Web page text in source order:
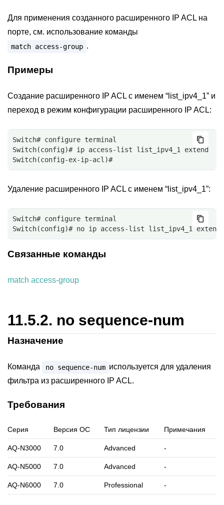
Для применения созданного расширенного IP ACL на
порте, см. использование команды
match access-group .
Примеры
Создание расширенного IP ACL с именем “list_ipv4_1” и
переход в режим конфигурации расширенного IP ACL:
Switch# configure terminal
Switch(config)# ip access-list list_ipv4_1 extend
Switch(config-ex-ip-acl)#
Удаление расширенного IP ACL с именем “list_ipv4_1”:
Switch# configure terminal
Switch(config)# no ip access-list list_ipv4_1 extend
Связанные команды
match access-group
11.5.2. no sequence-num
Назначение
Команда no sequence-num используется для удаления
фильтра из расширенного IP ACL.
Требования
Серия Версия ОС Тип лицензии Примечания
AQ-N3000 7.0 Advanced -
AQ-N5000 7.0 Advanced -
AQ-N6000 7.0 Professional -